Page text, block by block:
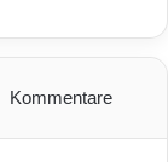
Kommentare